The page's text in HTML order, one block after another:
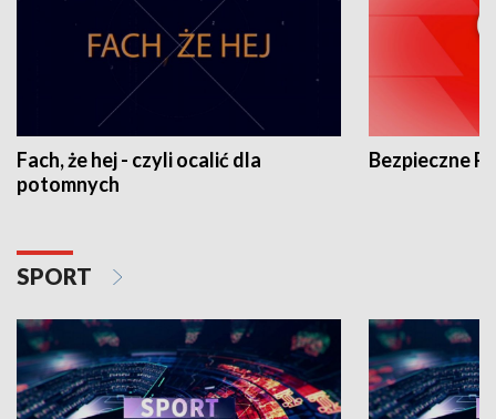
Fach, że hej - czyli ocalić dla
potomnych
Bezpieczne
SPORT